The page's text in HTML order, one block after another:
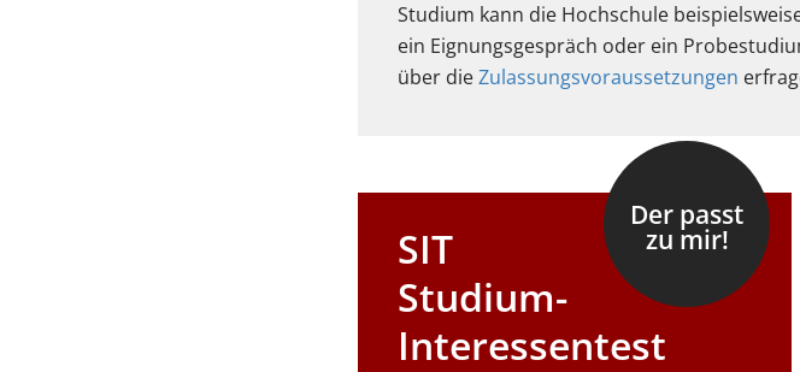
Studium kann die Hochschule
ein Eignungsgespräch oder ein
über dieZulassungsvoraussetzungen
SIT
Studium-
Interessentest
Der passt
zu mir!